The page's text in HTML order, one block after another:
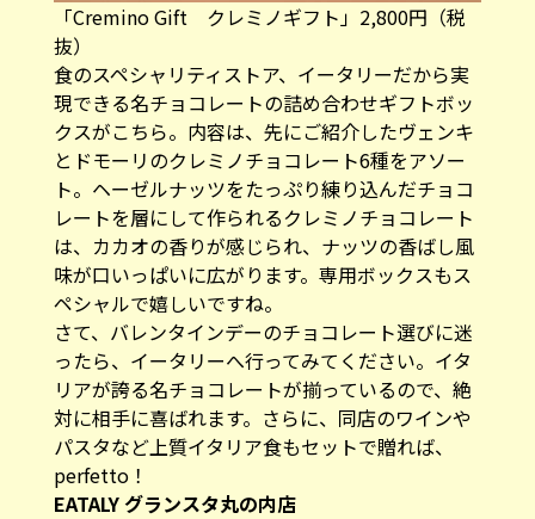
「Cremino Gift クレミノギフト​」2,800円​（税
抜）​
食のスペシャリティストア、イータリーだから実
現できる名チョコレートの詰め合わせギフトボッ
クスがこちら。内容は、先にご紹介したヴェンキ
とドモーリのクレミノチョコレート6種をアソー
ト。ヘーゼルナッツをたっぷり練り込んだチョコ
レートを層にして作られるクレミノチョコレート
は、カカオの香りが感じられ、ナッツの香ばし風
味が口いっぱいに広がります。専用ボックスもス
ペシャルで嬉しいですね。
さて、バレンタインデーのチョコレート選びに迷
ったら、イータリーへ行ってみてください。イタ
リアが誇る名チョコレートが揃っているので、絶
対に相手に喜ばれます。さらに、同店のワインや
パスタなど上質イタリア食もセットで贈れば、
perfetto！
EATALY グランスタ丸の内店